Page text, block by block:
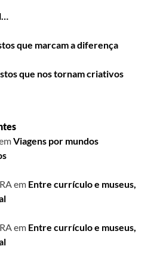
que marcam a diferença
que nos tornam criativos
Viagens por mundos
em Entre currículo e museus,
em Entre currículo e museus,